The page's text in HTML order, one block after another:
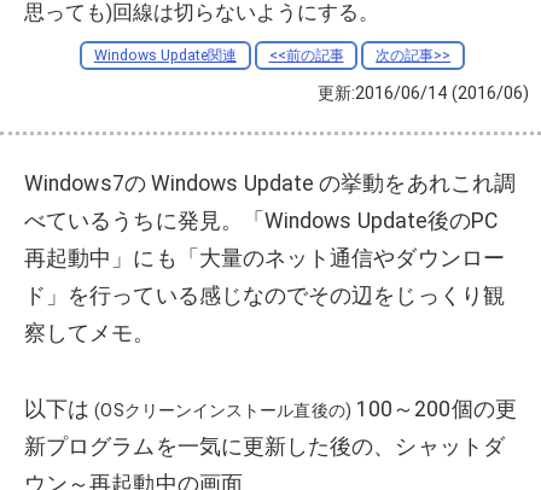
思っても)回線は切らないようにする。
Windows Update関連 <<前の記事 次の記事>>
更新:2016/06/14 (2016/06)
Windows7の Windows Update の挙動をあれこれ調
べているうちに発見。「Windows Update後のPC
再起動中」にも「大量のネット通信やダウンロー
ド」を行っている感じなのでその辺をじっくり観
察してメモ。
以下は (OSクリーンインストール直後の) 100～200個の更
新プログラムを一気に更新した後の、シャットダ
ウン～再起動中の画面